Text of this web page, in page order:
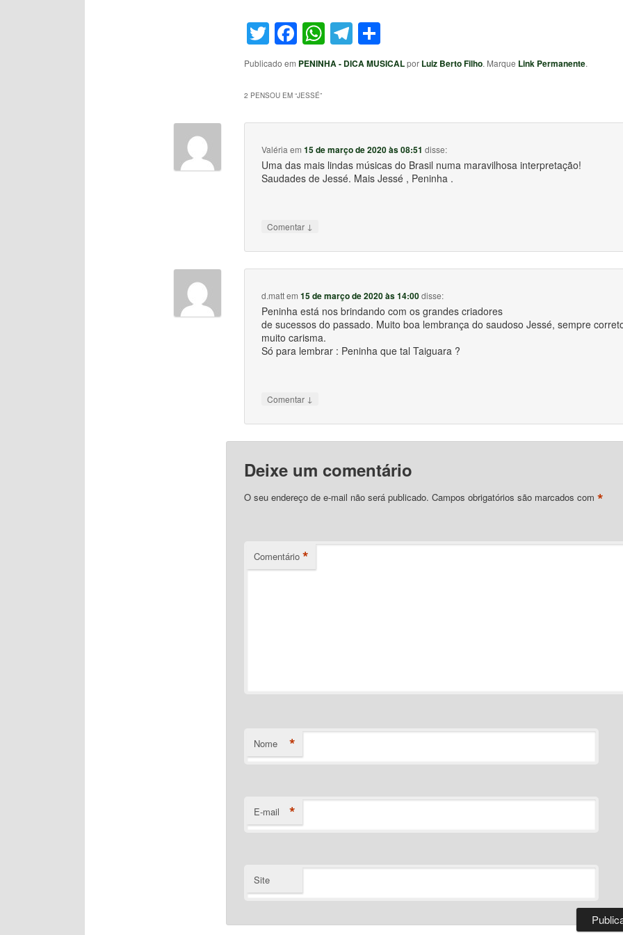
Twitter
Facebook
WhatsApp
Telegram
Share
Publicado em PENINHA - DICA MUSICALpor Luiz Berto Filho. Marque Link Permanente.
2 PENSOU EM “JESSÉ”
Valéria em15 de março de 2020 às 08:51 disse:
Uma das mais lindas músicas do Brasil numa maravilhosa interpretação!
Saudades de Jessé. Mais Jessé , Peninha .
Comentar ↓
d.mattem15 de março de 2020 às 14:00disse:
Peninha está nos brindando com os grandes criadores
de sucessos do passado. Muito boa lembrança do saudoso Jessé, sempre
muito carisma.
Só para lembrar : Peninha que tal Taiguara ?
Comentar ↓
Deixe um comentário
O seu endereço de e-mail não será publicado. Campos obrigatórios são marcados com *
Comentário *
Nome *
E-mail *
Site